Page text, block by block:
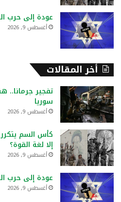
عودة إلى حرب
أغسطس 9, 2026
أخر المقالات
تفجير جرمانا..
سوريا
أغسطس 9, 2026
كأس السم
إلا لغة القوة؟
أغسطس 9, 2026
عودة إلى حرب
أغسطس 9, 2026